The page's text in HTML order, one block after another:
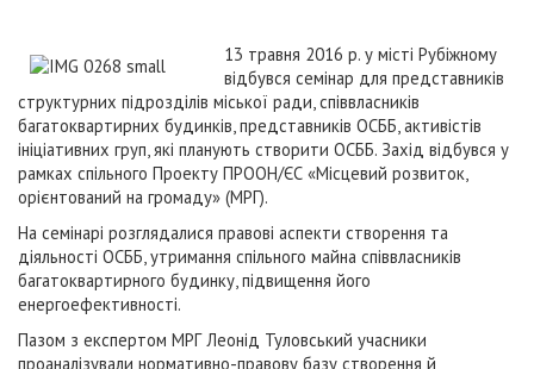
13 травня 2016 р. у місті Рубіжному
відбувся семінар для представників
структурних підрозділів міської ради, співвласників
багатоквартирних будинків, представників ОСББ, активістів
ініціативних груп, які планують створити ОСББ. Захід відбувся у
рамках спільного Проекту ПРООН/ЄС «Місцевий розвиток,
орієнтований на громаду» (МРГ).
На семінарі розглядалися правові аспекти створення та
діяльності ОСББ, утримання спільного майна співвласників
багатоквартирного будинку, підвищення його
енергоефективності.
Пазом з експертом МРГ Леонід Туловський учасники
проаналізували нормативно-правову базу створення й